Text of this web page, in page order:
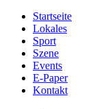
Startseite
Lokales
Sport
Szene
Events
E-Paper
Kontakt